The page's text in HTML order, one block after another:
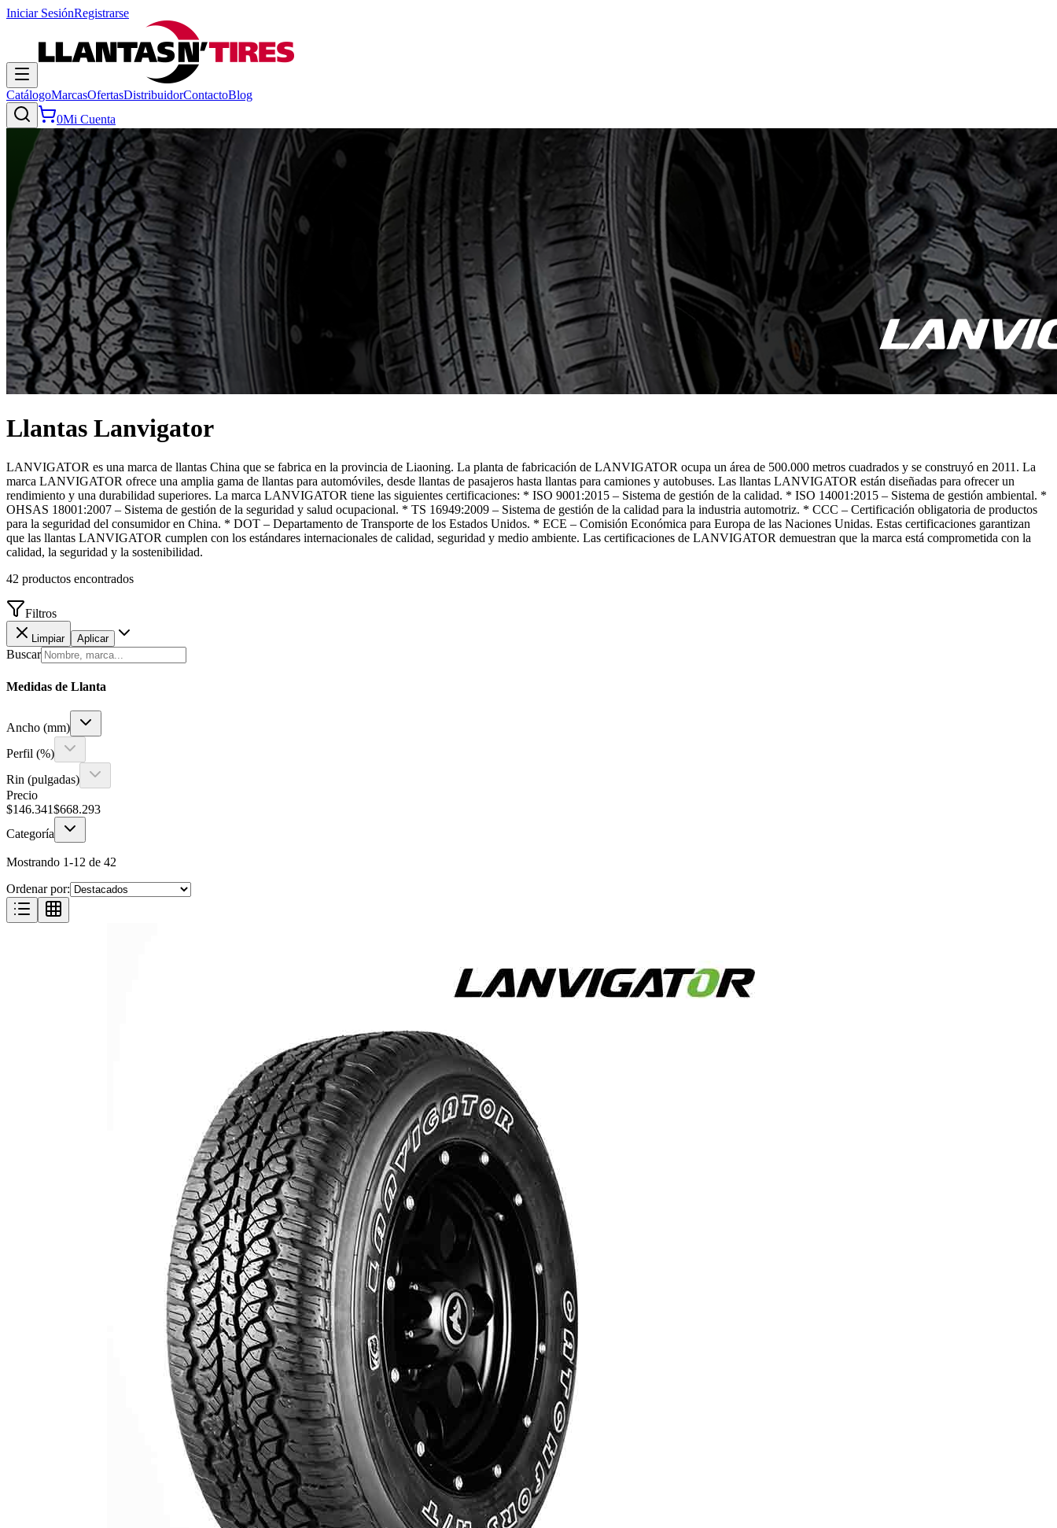
Iniciar SesiónRegistrarse
CatálogoMarcasOfertasDistribuidorContactoBlog
0Mi Cuenta
Llantas Lanvigator
LANVIGATOR es una marca de llantas China que se fabrica en la provincia de Liaoning. La planta de fabricación de LANVIGATOR ocupa un área de 500.000 metros cuadrados y se construyó en 2011. La
marca LANVIGATOR ofrece una amplia gama de llantas para automóviles, desde llantas de pasajeros hasta llantas para camiones y autobuses. Las llantas LANVIGATOR están diseñadas para ofrecer un
rendimiento y una durabilidad superiores. La marca LANVIGATOR tiene las siguientes certificaciones: * ISO 9001:2015 – Sistema de gestión de la calidad. * ISO 14001:2015 – Sistema de gestión ambiental. *
OHSAS 18001:2007 – Sistema de gestión de la seguridad y salud ocupacional. * TS 16949:2009 – Sistema de gestión de la calidad para la industria automotriz. * CCC – Certificación obligatoria de productos
para la seguridad del consumidor en China. * DOT – Departamento de Transporte de los Estados Unidos. * ECE – Comisión Económica para Europa de las Naciones Unidas. Estas certificaciones garantizan
que las llantas LANVIGATOR cumplen con los estándares internacionales de calidad, seguridad y medio ambiente. Las certificaciones de LANVIGATOR demuestran que la marca está comprometida con la
calidad, la seguridad y la sostenibilidad.
42 productos encontrados
Filtros
Limpiar Aplicar
Buscar
Medidas de Llanta
Ancho (mm)
Perfil (%)
Rin (pulgadas)
Precio
$146.341$668.293
Categoría
Mostrando 1-12 de 42
Ordenar por: